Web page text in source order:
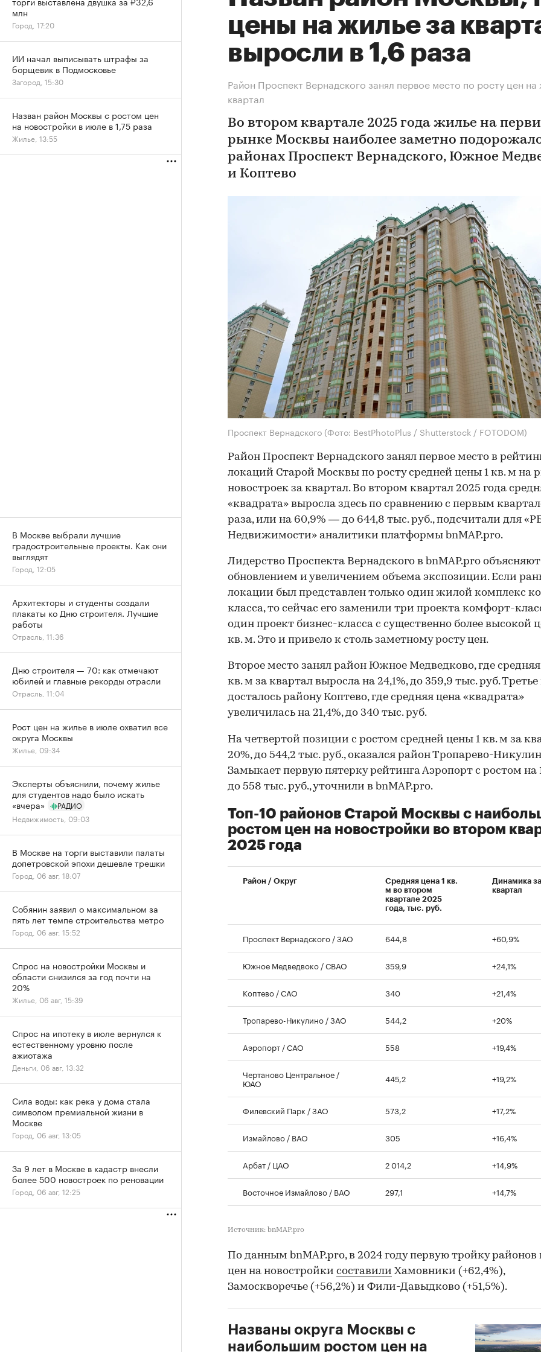
цены на жилье за
выросли в 1,6 раза
Район Проспект Вернадского занял первое место по росту цен на
квартал
Во втором квартале 2025 года жилье на
рынке Москвы наиболее заметно
районах Проспект Вернадского, Южное
и Коптево
Проспект Вернадского (Фото: BestPhotoPlus / Shutterstock / FOTODOM)
Район Проспект Вернадского занял первое место в
локаций Старой Москвы по росту средней цены 1 кв. м на
новостроек за квартал. Во втором квартал 2025 года
«квадрата» выросла здесь по сравнению с первым
раза, или на 60,9% — до 644,8 тыс. руб., подсчитали для
Недвижимости» аналитики платформы bnMAP.pro.
Лидерство Проспекта Вернадского в bnMAP.pro объясняют
обновлением и увеличением объема экспозиции. Если
локации был представлен только один жилой комплекс
класса, то сейчас его заменили три проекта комфорт-
один проект бизнес-класса с существенно более высокой
кв. м. Это и привело к столь заметному росту цен.
Второе место занял район Южное Медведково, где средняя
кв. м за квартал выросла на 24,1%, до 359,9 тыс. руб.
досталось району Коптево, где средняя цена «квадрата»
увеличилась на 21,4%, до 340 тыс. руб.
На четвертой позиции с ростом средней цены 1 кв. м за
20%, до 544,2 тыс. руб., оказался район Тропарево-
Замыкает первую пятерку рейтинга Аэропорт с ростом на
до 558 тыс. руб., уточнили в bnMAP.pro.
Топ-10 районов Старой Москвы с
ростом цен на новостройки во втором
2025 года
Район / Округ
Средняя цена 1 кв.
м во втором
квартале 2025
года, тыс. руб.
Динамика за
квартал
Проспект Вернадского / ЗАО 644,8 +60,9%
Южное Медведвоко / СВАО 359,9 +24,1%
Коптево / САО 340 +21,4%
Тропарево-Никулино / ЗАО 544,2 +20%
Аэропорт / САО 558 +19,4%
Чертаново Центральное /
ЮАО 445,2 +19,2%
Филевский Парк / ЗАО 573,2 +17,2%
Измайлово / ВАО 305 +16,4%
Арбат / ЦАО 2 014,2 +14,9%
Восточное Измайлово / ВАО 297,1 +14,7%
Источник: bnMAP.pro
По данным bnMAP.pro, в 2024 году первую тройку районов
цен на новостройки составили Хамовники (+62,4%),
Замоскворечье (+56,2%) и Фили-Давыдково (+51,5%).
Названы округа Москвы с
наибольшим ростом цен на
млн
Город, 17:20
ИИ начал выписывать штрафы за
борщевик в Подмосковье
Загород, 15:30
Назван район Москвы с ростом цен
на новостройки в июле в 1,75 раза
Жилье, 13:55
В Москве выбрали лучшие
градостроительные проекты. Как они
выглядят
Город, 12:05
Архитекторы и студенты создали
плакаты ко Дню строителя. Лучшие
работы
Отрасль, 11:36
Дню строителя — 70: как отмечают
юбилей и главные рекорды отрасли
Отрасль, 11:04
Рост цен на жилье в июле охватил все
округа Москвы
Жилье, 09:34
Эксперты объяснили, почему жилье
для студентов надо было искать
«вчера»
РАДИО
Недвижимость, 09:03
В Москве на торги выставили палаты
допетровской эпохи дешевле трешки
Город, 06 авг, 18:07
Собянин заявил о максимальном за
пять лет темпе строительства метро
Город, 06 авг, 15:52
Спрос на новостройки Москвы и
области снизился за год почти на
20%
Жилье, 06 авг, 15:39
Спрос на ипотеку в июле вернулся к
естественному уровню после
ажиотажа
Деньги, 06 авг, 13:32
Сила воды: как река у дома стала
символом премиальной жизни в
Москве
Город, 06 авг, 13:05
За 9 лет в Москве в кадастр внесли
более 500 новостроек по реновации
Город, 06 авг, 12:25